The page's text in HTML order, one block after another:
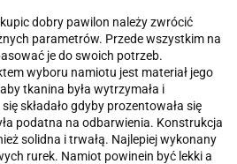
dobry pawilon należy zwrócić
parametrów. Przede wszystkim na
je do swoich potrzeb.
wyboru namiotu jest materiał jego
tkanina była wytrzymała i
składało gdyby prozentowała się
podatna na odbarwienia. Konstrukcja
solidna i trwałą. Najlepiej wykonany
rurek. Namiot powinein być lekki a